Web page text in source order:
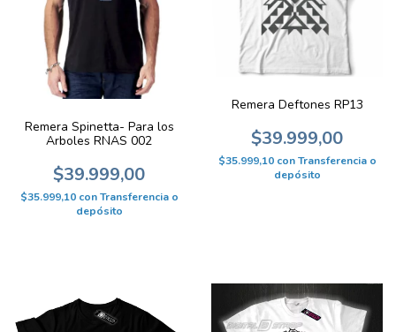
Remera Spinetta- Para los
Arboles RNAS 002
$39.999,00
$35.999,10 con Transferencia o
depósito
Remera Deftones RP13
$39.999,00
$35.999,10 con Transferencia o
depósito